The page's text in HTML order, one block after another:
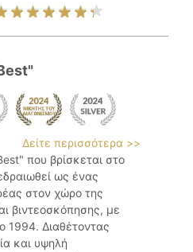
Δείτε περισσότερα >>
που βρίσκεται στο
ως ένας
στον χώρο της
βιντεοσκόπησης, με
1994. Διαθέτοντας
και υψηλή